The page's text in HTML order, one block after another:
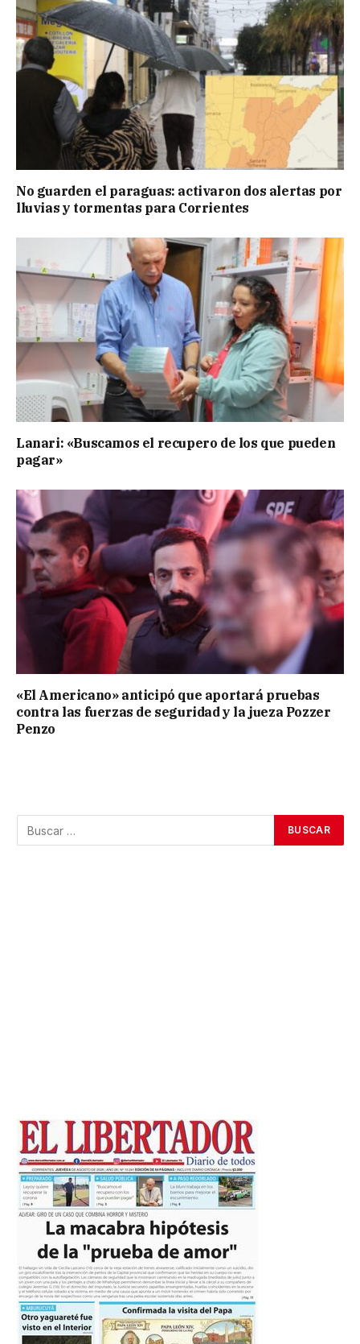
No guarden el paraguas: activaron dos alertas por
lluvias y tormentas para Corrientes
Lanari: «Buscamos el recupero de los que pueden
pagar»
«El Americano» anticipó que aportará pruebas
contra las fuerzas de seguridad y la jueza Pozzer
Penzo